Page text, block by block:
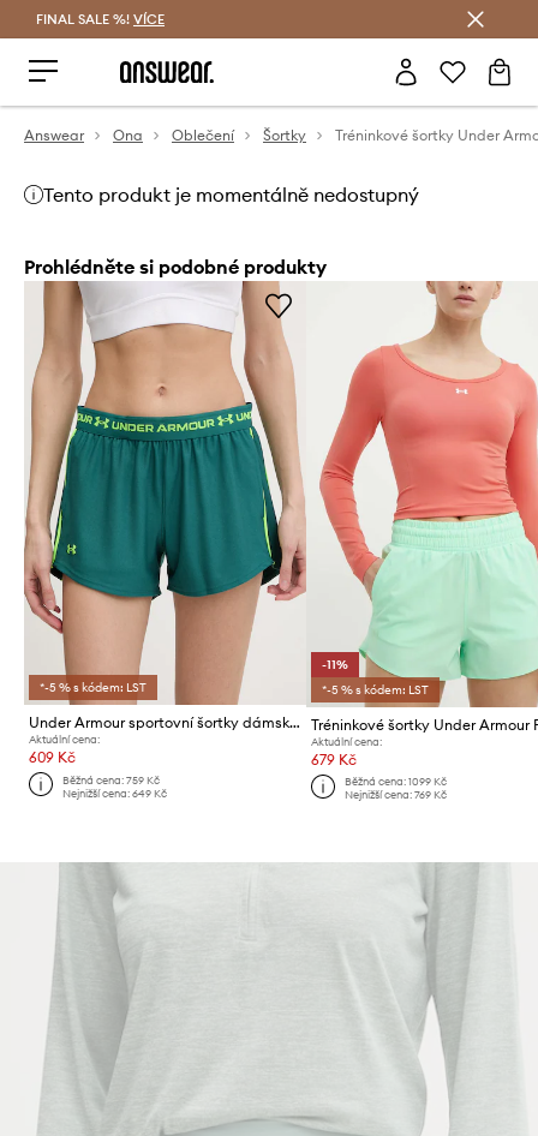
FINAL SALE %! VÍCE
Answear Ona Oblečení Šortky
Tento produkt je momentálně nedostupný
Prohlédněte si podobné produkty
*-5 % s kódem: LST
Under Armour sportovní šortky dámské Tech Play
Aktuální cena:
609 Kč
Běžná cena:759 Kč
Nejnižší cena:649 Kč
-11%
*-5 % s kódem: LST
Tréninkové šortky Under Armour
Aktuální cena:
679 Kč
Běžná cena: 1099 Kč
Nejnižší cena: 769 Kč